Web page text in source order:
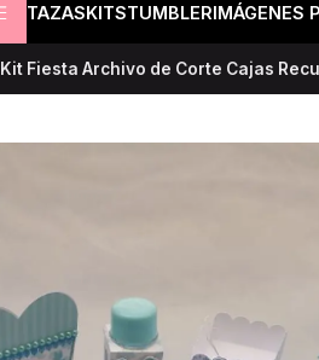
TAZASKITSTUMBLERIMÁGENES
Kit Fiesta Archivo de Corte Cajas